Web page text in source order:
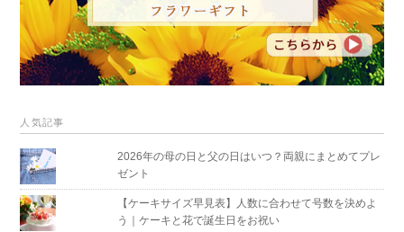
人気記事
2026年の母の日と父の日はいつ？両親にまとめてプレ
ゼント
【ケーキサイズ早見表】人数に合わせて号数を決めよ
う｜ケーキと花で誕生日をお祝い